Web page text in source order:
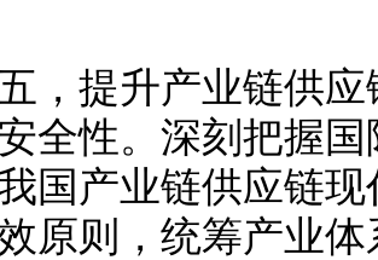
提升产业链供应
全性。深刻把握
国产业链供应链
原则，统筹产业